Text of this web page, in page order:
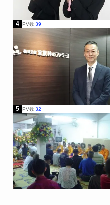
4 PV数 39
5 PV数 32